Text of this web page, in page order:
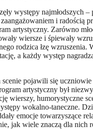
występy najmłodszych –
i radością
artystyczny. Zarówno
wiersze i śpiewały
rodzica łzę wzruszenia.
a każdy występ
scenie pojawili się uczniowie
artystyczny był
wierszy, humorystyczne
wokalno-taneczne.
emocje towarzyszące
jak wiele znaczą dla nich